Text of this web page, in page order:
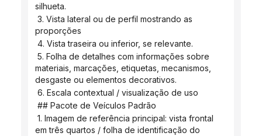
silhueta.
proporções
4. Vista traseira ou inferior, se relevante.
materiais, marcações, etiquetas, mecanismos,
desgaste ou elementos decorativos.
6. Escala contextual / visualização de uso
## Pacote de Veículos Padrão
em três quartos / folha de identificação do